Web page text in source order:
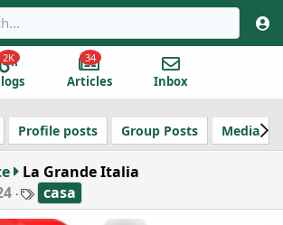
2K
Articles
34
Inbox
Profile posts Group Posts Media
La Grande Italia
T
a
g
casa